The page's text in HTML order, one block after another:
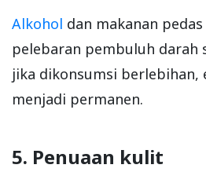
Alkohol dan makanan
pelebaran pembuluh darah
jika dikonsumsi berlebihan,
menjadi permanen.
5. Penuaan kulit